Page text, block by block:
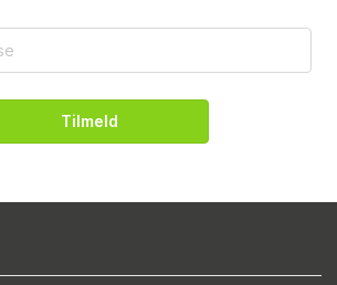
Tilmeld